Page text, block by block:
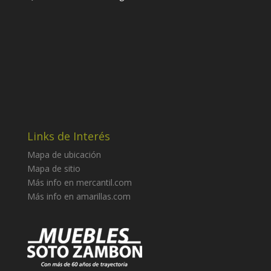
JUEGO MESA HEXAGONAL (6 NIÑOS)
CATEGORÍA: Mesa Metal-Madera
CMSdiámetro
ALTURA DE MESAS:
Links de Interés
Mapa de ubicación
Mapa de sitio
Más info en mercantil.com
Más info en amarillas.com